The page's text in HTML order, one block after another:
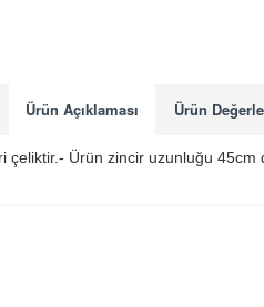
Ürün Açıklaması Ürün
Ürün zincir uzunluğu 45cm